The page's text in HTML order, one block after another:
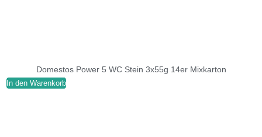
Domestos Power 5 WC Stein 3x55g 14er Mixkarton
In den Warenkorb